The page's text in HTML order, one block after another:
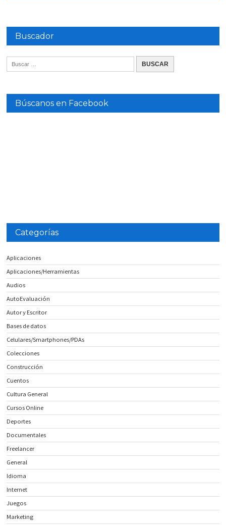
Buscador
Búscanos en Facebook
Categorías
Aplicaciones
Aplicaciones/Herramientas
Audios
AutoEvaluación
Autor y Escritor
Bases de datos
Celulares/Smartphones/PDAs
Colecciones
Construcción
Cuentos
Cultura General
Cursos Online
Deportes
Documentales
Freelancer
General
Idioma
Internet
Juegos
Marketing